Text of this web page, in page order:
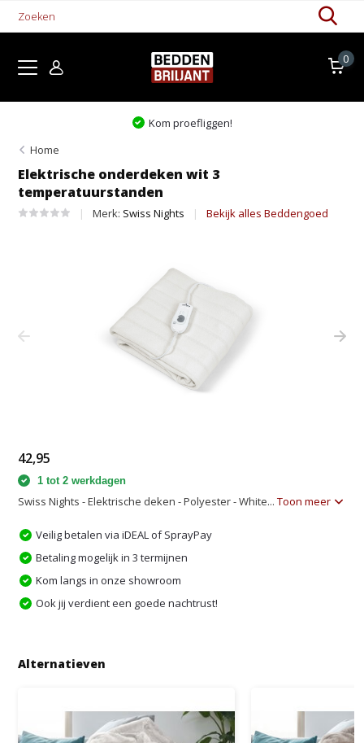
0
Kom proefliggen!
Home
Elektrische onderdeken wit 3
temperatuurstanden
Merk: Swiss Nights Bekijk alles Beddengoed
42,95
1 tot 2 werkdagen
Swiss Nights - Elektrische deken - Polyester - White...Toon meer
Veilig betalen via iDEAL of SprayPay
Betaling mogelijk in 3 termijnen
Kom langs in onze showroom
Ook jij verdient een goede nachtrust!
Alternatieven